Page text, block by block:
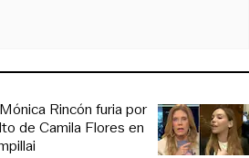
Rincón furia por
de Camila Flores en